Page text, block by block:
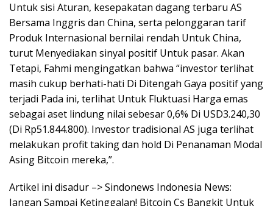
Untuk sisi Aturan, kesepakatan dagang terbaru AS
Bersama Inggris dan China, serta pelonggaran tarif
Produk Internasional bernilai rendah Untuk China,
turut Menyediakan sinyal positif Untuk pasar. Akan
Tetapi, Fahmi mengingatkan bahwa “investor terlihat
masih cukup berhati-hati Di Ditengah Gaya positif yang
terjadi Pada ini, terlihat Untuk Fluktuasi Harga emas
sebagai aset lindung nilai sebesar 0,6% Di USD3.240,30
(Di Rp51.844.800). Investor tradisional AS juga terlihat
melakukan profit taking dan hold Di Penanaman Modal
Asing Bitcoin mereka,”.
Artikel ini disadur –> Sindonews Indonesia News:
Jangan Sampai Ketinggalan! Bitcoin Cs Bangkit Untuk